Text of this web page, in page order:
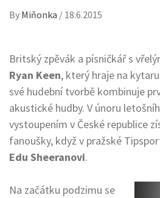
By Miňonka / 18.6.2015
Britský zpěvák a písničkář s
Ryan Keen, který hraje na
své hudební tvorbě kombinuje
akustické hudby. V únoru
vystoupením v České republice
fanoušky, když v pražské
Edu Sheeranovi.
Na začátku podzimu se